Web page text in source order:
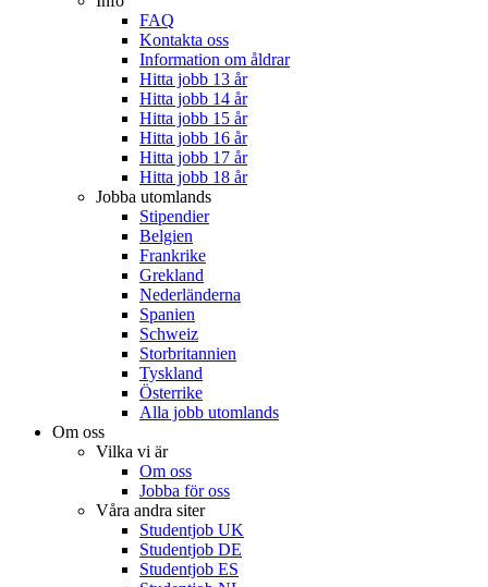
FAQ
Kontakta oss
Information om åldrar
Hitta jobb 13 år
Hitta jobb 14 år
Hitta jobb 15 år
Hitta jobb 16 år
Hitta jobb 17 år
Hitta jobb 18 år
Jobba utomlands
Stipendier
Belgien
Frankrike
Grekland
Nederländerna
Spanien
Schweiz
Storbritannien
Tyskland
Österrike
Alla jobb utomlands
Om oss
Vilka vi är
Om oss
Jobba för oss
Våra andra siter
Studentjob UK
Studentjob DE
Studentjob ES